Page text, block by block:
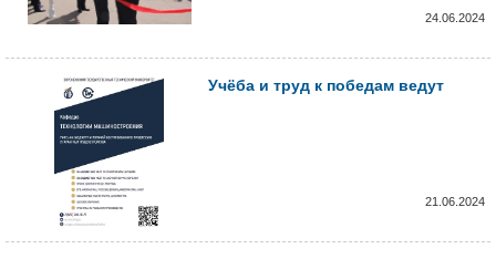
24.06.2024
Учёба и труд к победам ведут
21.06.2024